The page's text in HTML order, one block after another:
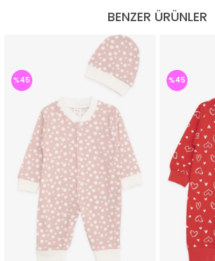
BENZER ÜRÜNLER
%45 %45